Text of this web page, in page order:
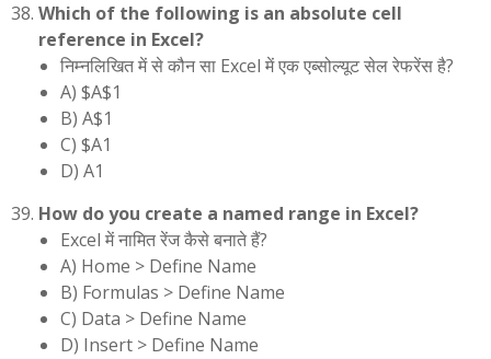
Which of the following is an absolute cell
reference in Excel?
निम्नलिखित में से कौन सा Excel में एक एब्सोल्यूट सेल रेफरेंस है?
A) $A$1
B) A$1
C) $A1
D) A1
How do you create a named range in Excel?
Excel में नामित रेंज कैसे बनाते हैं?
A) Home > Define Name
B) Formulas > Define Name
C) Data > Define Name
D) Insert > Define Name